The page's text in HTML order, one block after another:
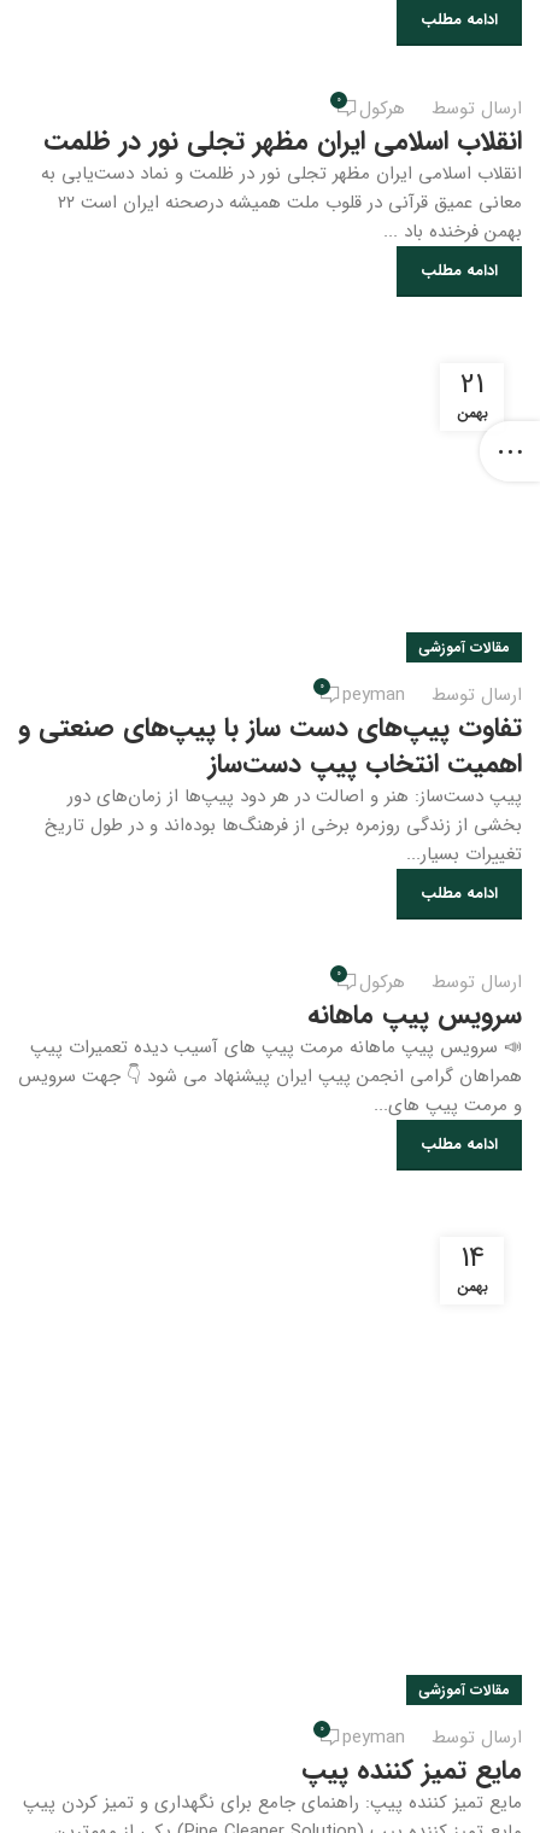
ادامه مطلب
ارسال توسط هرکول 0
انقلاب اسلامی ایران مظهر تجلی نور در ظلمت
انقلاب اسلامی ایران مظهر تجلی نور در ظلمت و نماد دست‌یابی به
معانی عمیق قرآنی در قلوب ملت همیشه درصحنه ایران است ۲۲
بهمن فرخنده باد ...
ادامه مطلب
21
بهمن
مقالات آموزشی
ارسال توسط peyman
0
تفاوت پیپ‌های دست‌ ساز با پیپ‌های صنعتی و
اهمیت انتخاب پیپ دست‌ساز
پیپ‌ دست‌ساز: هنر و اصالت در هر دود پیپ‌ها از زمان‌های دور
بخشی از زندگی روزمره برخی از فرهنگ‌ها بوده‌اند و در طول تاریخ
تغییرات بسیار...
ادامه مطلب
ارسال توسط هرکول 0
سرویس پیپ ماهانه
📣 سرویس پیپ ماهانه مرمت پیپ های آسیب دیده تعمیرات پیپ
همراهان گرامی انجمن پیپ ایران پیشنهاد می شود 👇 جهت سرویس
و مرمت پیپ های...
ادامه مطلب
14
بهمن
مقالات آموزشی
ارسال توسط peyman
0
مایع تمیز کننده پیپ
مایع تمیز کننده پیپ: راهنمای جامع برای نگهداری و تمیز کردن پیپ